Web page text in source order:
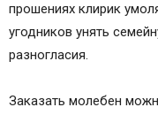
прошениях клирик
угодников унять
разногласия.
Заказать молебен